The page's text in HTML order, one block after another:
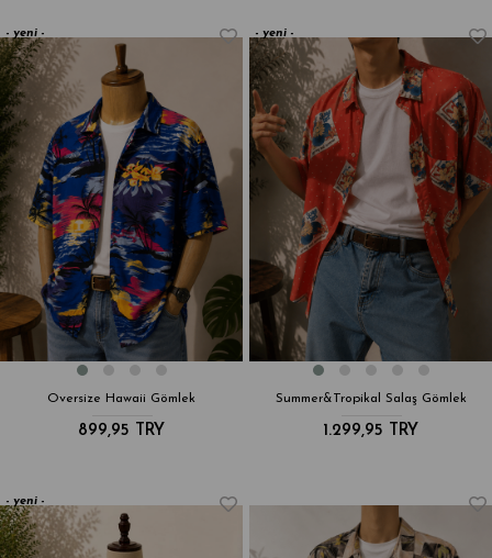
Oversize Hawaii Gömlek
899,95 TRY
yeni
ürün
Summer&Tropikal Salaş Gömlek
1.299,95 TRY
yeni
ürün
yeni
ürün